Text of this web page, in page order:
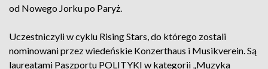
od Nowego Jorku po Paryż.
Uczestniczyli w cyklu Rising Stars, do którego zostali
nominowani przez wiedeńskie Konzerthaus i Musikverein. Są
laureatami Paszportu POLITYKI w kategorii „Muzyka